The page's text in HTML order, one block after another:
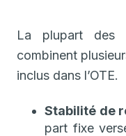
La plupart des
combinent
inclus dans l’OTE.
Stabilité de
part fixe